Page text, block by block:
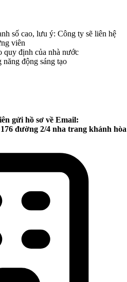
số cao, lưu ý: Công ty sẽ liên hệ
viên
quy định của nhà nước
động sáng tạo
gửi hồ sơ về Email:
đường 2/4 nha trang khánh hòa